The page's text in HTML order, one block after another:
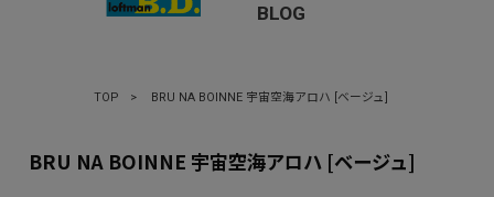
BLOG
TOP > BRU NA BOINNE 宇宙空海アロハ [ベージュ]
BRU NA BOINNE 宇宙空海アロハ [ベージュ]